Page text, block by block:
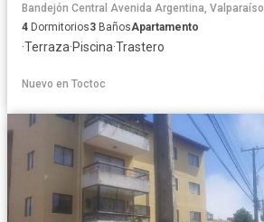
Bandejón Central Avenida Argentina, Valparaíso
4 Dormitorios3 BañosApartamento
·Terraza·Piscina·Trastero
Nuevo en Toctoc